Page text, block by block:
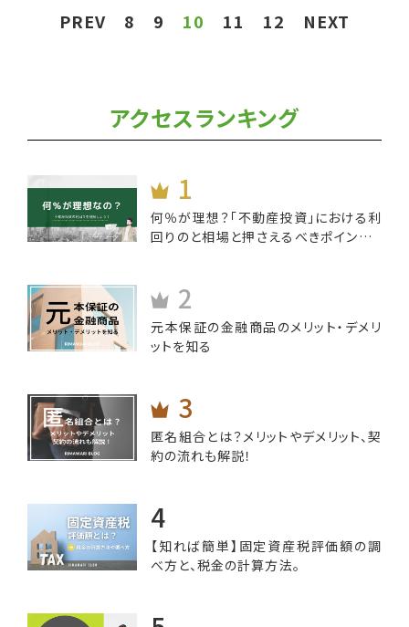
PREV 8 9 10 11 12 NEXT
アクセスランキング
何％が理想？「不動産投資」における利
回りのと相場と押さえるべきポイントと
元本保証の金融商品のメリット・デメリ
ットを知る
匿名組合とは？メリットやデメリット、契
約の流れも解説！
【知れば簡単】固定資産税評価額の調
べ方と、税金の計算方法。